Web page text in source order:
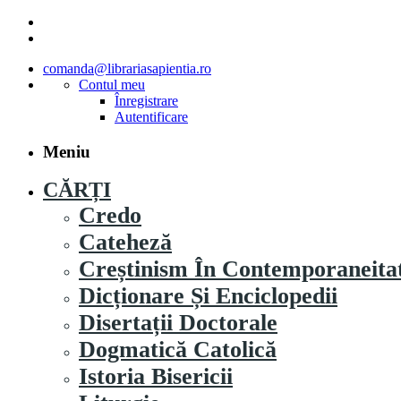
comanda@librariasapientia.ro
Contul meu
Înregistrare
Autentificare
Meniu
CĂRȚI
Credo
Cateheză
Creștinism În
Dicționare Și Enciclopedii
Disertații Doctorale
Dogmatică Catolică
Istoria Bisericii